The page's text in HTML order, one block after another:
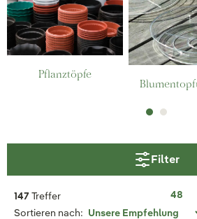
Pflanztöpfe
Filter
147Treffer
Sortieren nach: